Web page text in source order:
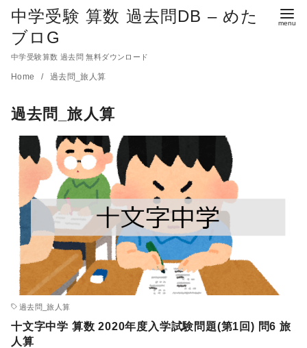
中学受験 算数 過去問DB – めた
ブロG
中学受験算数 過去問 無料ダウンロード
Home 過去問_旅人算
過去問_旅人算
過去問_旅人算
十文字中学 算数 2020年度入学試験問題(第1回) 問6 旅
人算